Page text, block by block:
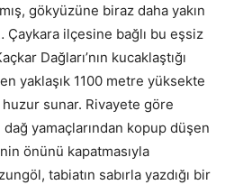
gökyüzüne biraz daha yakın
ilçesine bağlı bu eşsiz
Dağları’nın kucaklaştığı
yaklaşık 1100 metre yüksekte
sunar. Rivayete göre
dağ yamaçlarından kopup düşen
önünü kapatmasıyla
tabiatın sabırla yazdığı bir